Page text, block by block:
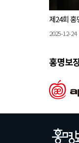
제24회
2025-12-24
홍명보